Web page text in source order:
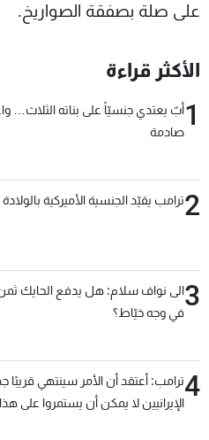
على صلة بصفقة الصواريخ.
الأكثر قراءة
1أبٌ يعتدي جنسيّاً على بناته الثلاث…
صادمة
2ترامب يقيّد الجنسية الأميركية بالولادة
3الى نواف سلام: هل يدفع الحايك
في وجه خيّاط؟
4ترامب: أعتقد أن الأمر سينتهي قريبًا
الإيرانيين لا يمكن أن يستمروا على